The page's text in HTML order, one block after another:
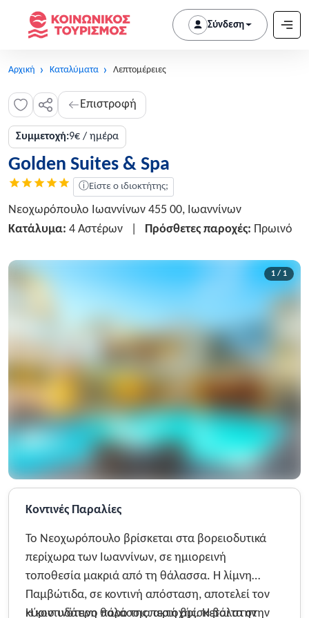
Σύνδεση
Αρχική Καταλύματα Λεπτομέρειες
Συμμετοχή:9€ / ημέρα
Golden Suites & Spa
ⓘΕίστε ο ιδιοκτήτης;
Νεοχωρόπουλο Ιωαννίνων 455 00, Ιωαννίνων
Κατάλυμα: 4 Αστέρων Πρόσθετες παροχές: Πρωινό
Επιστροφή
1 / 1
Κοντινές Παραλίες
Το Νεοχωρόπουλο βρίσκεται στα βορειοδυτικά
περίχωρα των Ιωαννίνων, σε ημιορεινή
τοποθεσία μακριά από τη θάλασσα. Η λίμνη
Παμβώτιδα, σε κοντινή απόσταση, αποτελεί τον
κύριο υδάτινο πόρο της περιοχής. Η βόλτα στην
Η κοντινότερη θαλάσσια ακτή βρίσκεται στην